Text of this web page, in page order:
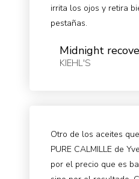
irrita los ojos y retira
pestañas.
Midnight
KIEHL'S
Otro de los aceites
PURE CALMILLE de
por el precio que es